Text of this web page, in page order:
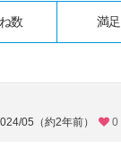
数 満
05（約2年前） 0